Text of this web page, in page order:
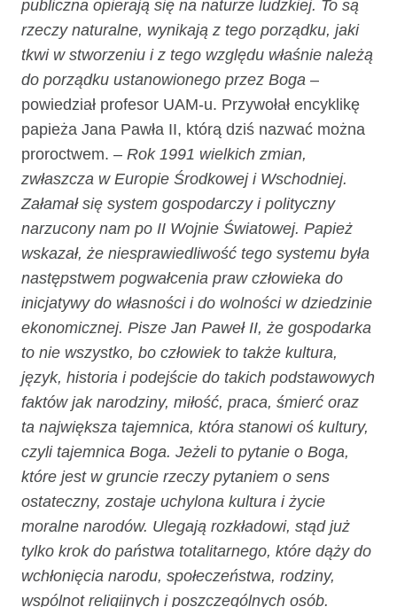
publiczna opierają się na naturze ludzkiej. To są
rzeczy naturalne, wynikają z tego porządku, jaki
tkwi w stworzeniu i z tego względu właśnie należą
do porządku ustanowionego przez Boga –
powiedział profesor UAM-u. Przywołał encyklikę
papieża Jana Pawła II, którą dziś nazwać można
proroctwem. – Rok 1991 wielkich zmian,
zwłaszcza w Europie Środkowej i Wschodniej.
Załamał się system gospodarczy i polityczny
narzucony nam po II Wojnie Światowej. Papież
wskazał, że niesprawiedliwość tego systemu była
następstwem pogwałcenia praw człowieka do
inicjatywy do własności i do wolności w dziedzinie
ekonomicznej. Pisze Jan Paweł II, że gospodarka
to nie wszystko, bo człowiek to także kultura,
język, historia i podejście do takich podstawowych
faktów jak narodziny, miłość, praca, śmierć oraz
ta największa tajemnica, która stanowi oś kultury,
czyli tajemnica Boga. Jeżeli to pytanie o Boga,
które jest w gruncie rzeczy pytaniem o sens
ostateczny, zostaje uchylona kultura i życie
moralne narodów. Ulegają rozkładowi, stąd już
tylko krok do państwa totalitarnego, które dąży do
wchłonięcia narodu, społeczeństwa, rodziny,
wspólnot religijnych i poszczególnych osób.